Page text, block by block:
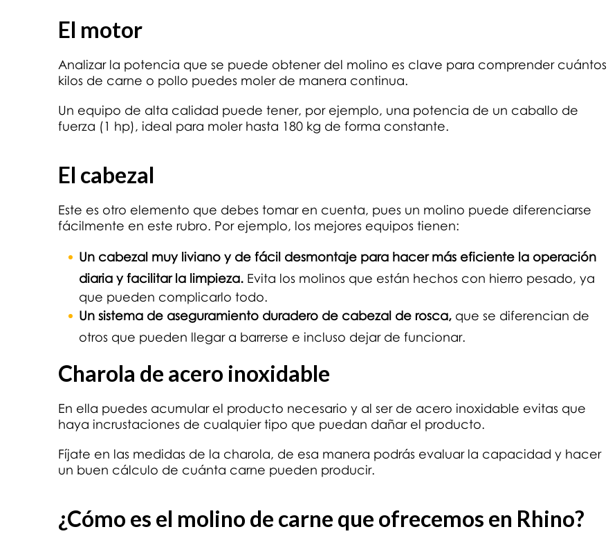
El motor
Analizar la potencia que se puede obtener del molino es clave para comprender cuántos
kilos de carne o pollo puedes moler de manera continua.
Un equipo de alta calidad puede tener, por ejemplo, una potencia de un caballo de
fuerza (1 hp), ideal para moler hasta 180 kg de forma constante.
El cabezal
Este es otro elemento que debes tomar en cuenta, pues un molino puede diferenciarse
fácilmente en este rubro. Por ejemplo, los mejores equipos tienen:
Un cabezal muy liviano y de fácil desmontaje para hacer más eficiente la operación
diaria y facilitar la limpieza. Evita los molinos que están hechos con hierro pesado, ya
que pueden complicarlo todo.
Un sistema de aseguramiento duradero de cabezal de rosca, que se diferencian de
otros que pueden llegar a barrerse e incluso dejar de funcionar.
Charola de acero inoxidable
En ella puedes acumular el producto necesario y al ser de acero inoxidable evitas que
haya incrustaciones de cualquier tipo que puedan dañar el producto.
Fíjate en las medidas de la charola, de esa manera podrás evaluar la capacidad y hacer
un buen cálculo de cuánta carne pueden producir.
¿Cómo es el molino de carne que ofrecemos en Rhino?